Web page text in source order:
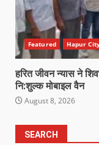
Featured Hapur
हरित जीवन न्यास ने
नि:शुल्क मोबाइल वैन
August 8, 2026
SEARCH